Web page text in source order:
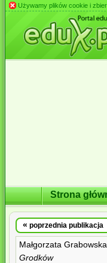
Używamy plików cookie i
Strona
« poprzednia publikacja
Małgorzata Grabowska
Grodków